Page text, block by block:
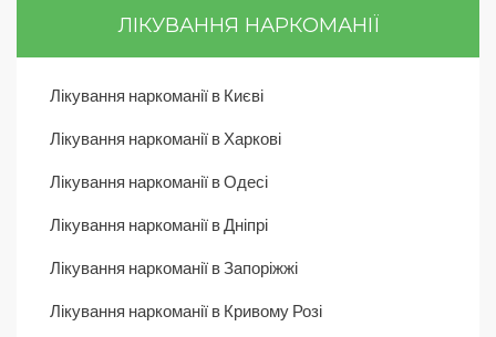
ЛІКУВАННЯ НАРКОМАНІЇ
Лікування наркоманії в Києві
Лікування наркоманії в Харкові
Лікування наркоманії в Одесі
Лікування наркоманії в Дніпрі
Лікування наркоманії в Запоріжжі
Лікування наркоманії в Кривому Розі